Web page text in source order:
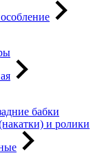
бабки
и ролики